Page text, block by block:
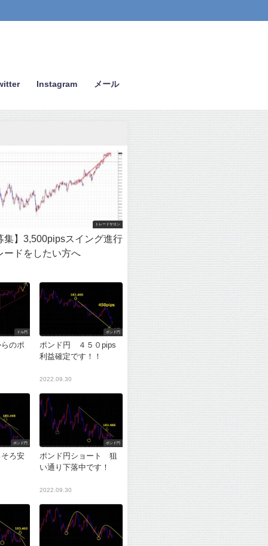
Instagram メール
トレードサロン
集】3,500pipsスイング進行
ードをしたい方へ
ドル円
のポ
ポンド円
ポンド円 ４５０pips
利益確定です！！
2022.09.30
ポンド円
ろ安
ポンド円
ポンド円ショート 狙
い通り下落中です！
2022.09.30